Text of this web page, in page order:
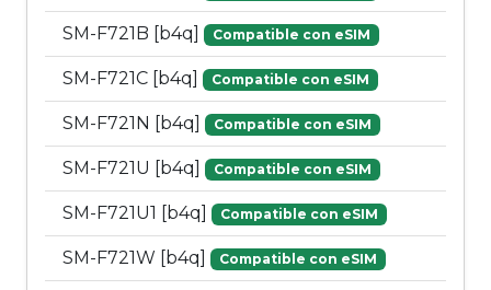
SM-F721B [b4q] Compatible con eSIM
SM-F721C [b4q] Compatible con eSIM
SM-F721N [b4q] Compatible con eSIM
SM-F721U [b4q] Compatible con eSIM
SM-F721U1 [b4q] Compatible con eSIM
SM-F721W [b4q] Compatible con eSIM